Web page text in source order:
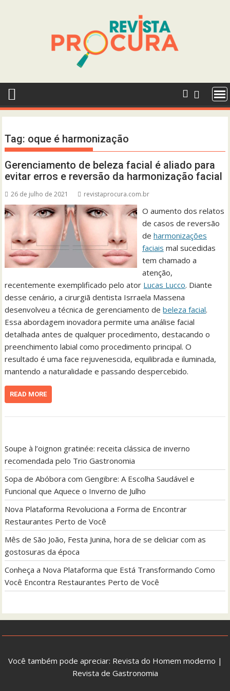
Tag: oque é harmonização
Gerenciamento de beleza facial é aliado para
evitar erros e reversão da harmonização facial
26 de julho de 2021 revistaprocura.com.br
O aumento dos relatos
de casos de reversão
de harmonizações
faciais mal sucedidas
tem chamado a
atenção,
recentemente exemplificado pelo ator Lucas Lucco. Diante
desse cenário, a cirurgiã dentista Isrraela Massena
desenvolveu a técnica de gerenciamento debeleza facial.
Essa abordagem inovadora permite uma análise facial
detalhada antes de qualquer procedimento, destacando o
preenchimento labial como procedimento principal. O
resultado é uma face rejuvenescida, equilibrada e iluminada,
mantendo a naturalidade e passando despercebido.
READ MORE
Soupe à l’oignon gratinée: receita clássica de inverno
recomendada pelo Trio Gastronomia
Sopa de Abóbora com Gengibre: A Escolha Saudável e
Funcional que Aquece o Inverno de Julho
Nova Plataforma Revoluciona a Forma de Encontrar
Restaurantes Perto de Você
Mês de São João, Festa Junina, hora de se deliciar com as
gostosuras da época
Conheça a Nova Plataforma que Está Transformando Como
Você Encontra Restaurantes Perto de Você
Você também pode apreciar: Revista do Homem moderno |
Revista de Gastronomia